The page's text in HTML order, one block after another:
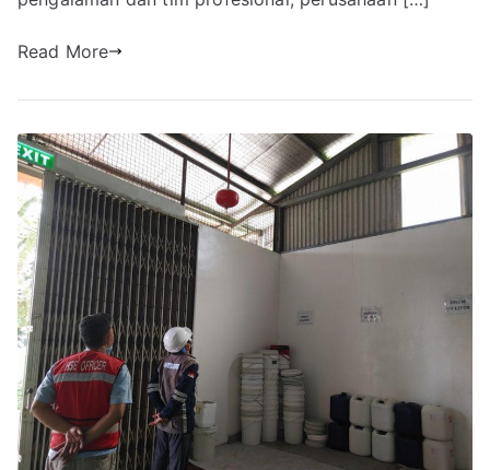
Read More